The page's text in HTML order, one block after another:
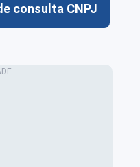
consulta CNPJ